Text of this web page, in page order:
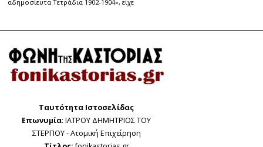
αδημοσίευτα Τετράδια 1902-1904», είχε
Ταυτότητα Ιστοσελίδας
Επωνυμία: ΙΑΤΡΟΥ ΔΗΜΗΤΡΙΟΣ ΤΟΥ
ΣΤΕΡΓΙΟΥ - Ατομική Επιχείρηση